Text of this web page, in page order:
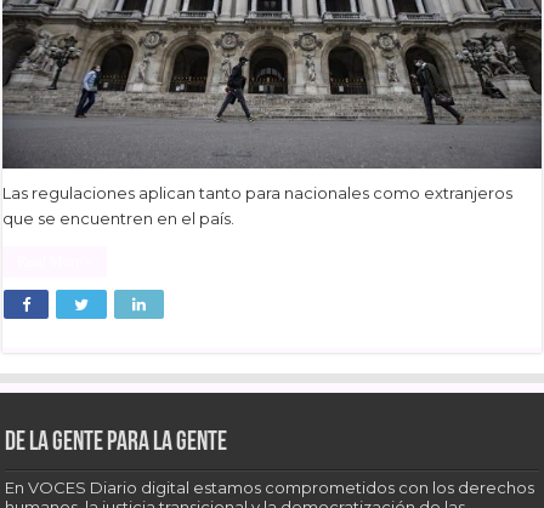
Las regulaciones aplican tanto para nacionales como extranjeros
que se encuentren en el país.
De la gente para la gente
En VOCES Diario digital estamos comprometidos con los derechos